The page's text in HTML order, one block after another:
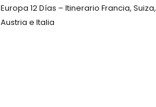
Europa 12 Días – Itinerario Francia, Suiza,
Austria e Italia